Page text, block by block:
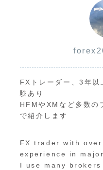
FXトレーダー、3年以
験あり
HFMやXMなど多数の
で紹介します
FX trader with
experience in
I use many brokers